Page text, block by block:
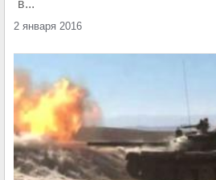
в...
2 января 2016